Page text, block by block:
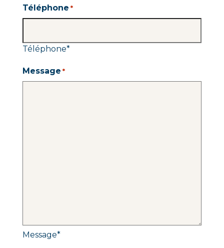
Téléphone *
Téléphone*
Message *
Message*